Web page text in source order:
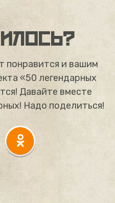
понравится и вашим
«50 легендарных
Давайте вместе
Надо поделиться!